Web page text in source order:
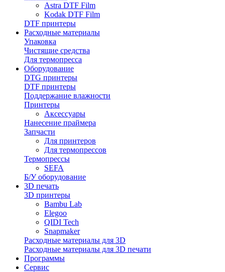
Astra DTF Film
Kodak DTF Film
DTF принтеры
Расходные материалы
Упаковка
Чистящие средства
Для термопресса
Оборудование
DTG принтеры
DTF принтеры
Поддержание влажности
Принтеры
Аксессуары
Нанесение праймера
Запчасти
Для принтеров
Для термопрессов
Термопрессы
SEFA
Б/У оборудование
3D печать
3D принтеры
Bambu Lab
Elegoo
QIDI Tech
Snapmaker
Расходные материалы для 3D
Расходные материалы для 3D печати
Программы
Сервис